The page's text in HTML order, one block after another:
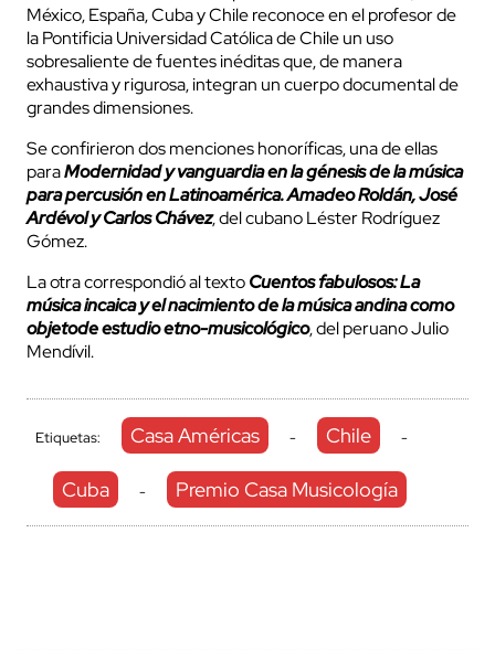
México, España, Cuba y Chile reconoce en el profesor de
la Pontificia Universidad Católica de Chile un uso
sobresaliente de fuentes inéditas que, de manera
exhaustiva y rigurosa, integran un cuerpo documental de
grandes dimensiones.
Se confirieron dos menciones honoríficas, una de ellas
paraModernidad y vanguardia en la génesis de la música
para percusión en Latinoamérica. Amadeo Roldán, José
Ardévol y Carlos Chávez, del cubano Léster Rodríguez
Gómez.
La otra correspondió al textoCuentos fabulosos: La
música incaica y el nacimiento de la música andina como
objetode estudio etno-musicológico, del peruano Julio
Mendívil.
Etiquetas: Casa Américas - Chile -
Cuba - Premio Casa Musicología